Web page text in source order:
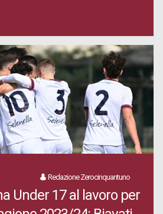
Redazione Zerocinquantuno
Under 17 al lavoro per